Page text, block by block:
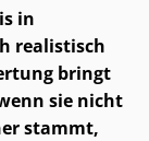
in
realistisch
bringt
sie nicht
stammt,